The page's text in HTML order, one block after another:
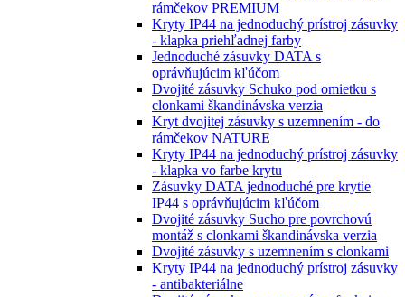
rámčekov PREMIUM
Kryty IP44 na jednoduchý prístroj zásuvky
- klapka priehľadnej farby
Jednoduché zásuvky DATA s
oprávňujúcim kľúčom
Dvojité zásuvky Schuko pod omietku s
clonkami škandinávska verzia
Kryt dvojitej zásuvky s uzemnením - do
rámčekov NATURE
Kryty IP44 na jednoduchý prístroj zásuvky
- klapka vo farbe krytu
Zásuvky DATA jednoduché pre krytie
IP44 s oprávňujúcim kľúčom
Dvojité zásuvky Sucho pre povrchovú
montáž s clonkami škandinávska verzia
Dvojité zásuvky s uzemnením s clonkami
Kryty IP44 na jednoduchý prístroj zásuvky
- antibakteriálne